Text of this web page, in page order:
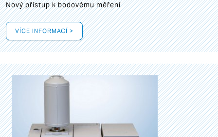
Nový přístup k bodovému měření
VÍCE INFORMACÍ >